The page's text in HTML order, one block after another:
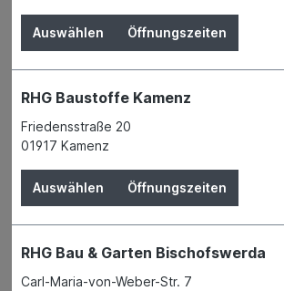
Auswählen Öffnungszeiten
RHG Baustoffe Kamenz
Friedensstraße 20
01917 Kamenz
Auswählen Öffnungszeiten
RHG Bau & Garten Bischofswerda
Carl-Maria-von-Weber-Str. 7